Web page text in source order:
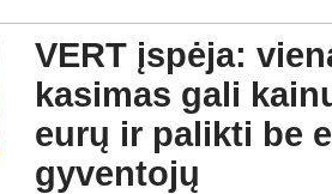
VERT įspėja:
kasimas gali
eurų ir palikti be
gyventojų